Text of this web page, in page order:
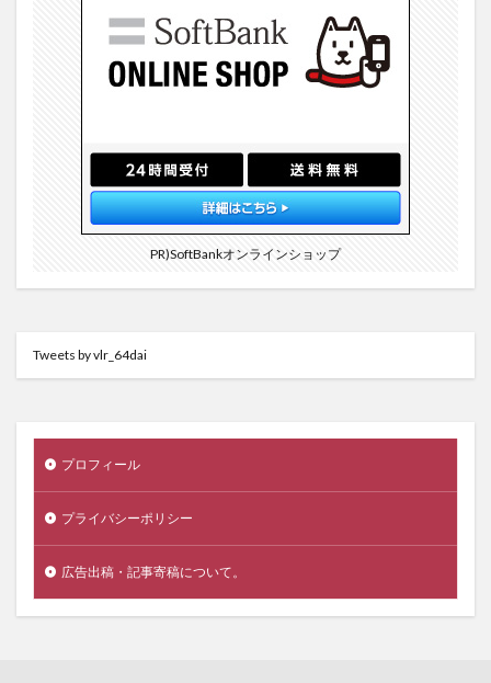
PR)SoftBankオンラインショップ
Tweets by vlr_64dai
プロフィール
プライバシーポリシー
広告出稿・記事寄稿について。